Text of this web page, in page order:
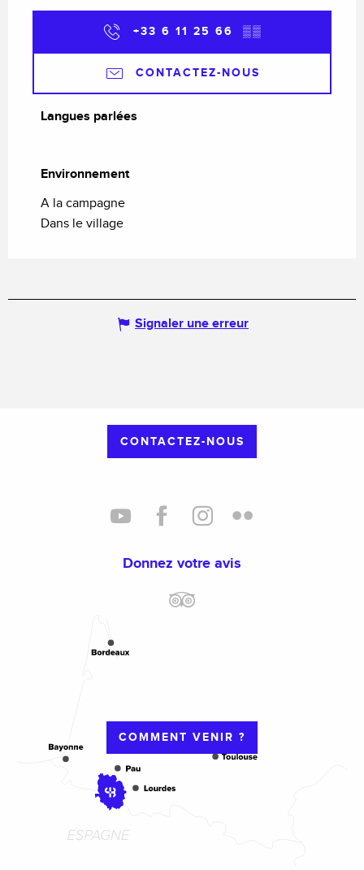
+33 6 11 25 66 ▒▒
CONTACTEZ-NOUS
Langues parlées
Langues parlées
Environnement
Environnement
A la campagne
Dans le village
Signaler une erreur
CONTACTEZ-NOUS
Donnez votre avis
COMMENT VENIR ?